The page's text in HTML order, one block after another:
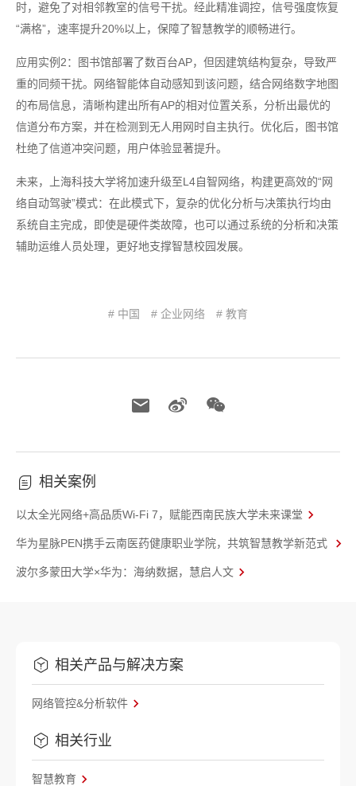
时，避免了对相邻教室的信号干扰。经此精准调控，信号强度恢复
“满格”，速率提升20%以上，保障了智慧教学的顺畅进行。
应用实例2：图书馆部署了数百台AP，但因建筑结构复杂，导致严
重的同频干扰。网络智能体自动感知到该问题，结合网络数字地图
的布局信息，清晰构建出所有AP的相对位置关系，分析出最优的
信道分布方案，并在检测到无人用网时自主执行。优化后，图书馆
杜绝了信道冲突问题，用户体验显著提升。
未来，上海科技大学将加速升级至L4自智网络，构建更高效的“网
络自动驾驶”模式：在此模式下，复杂的优化分析与决策执行均由
系统自主完成，即使是硬件类故障，也可以通过系统的分析和决策
辅助运维人员处理，更好地支撑智慧校园发展。
# 中国 # 企业网络 # 教育
相关案例
以太全光网络+高品质Wi‑Fi 7，赋能西南民族大学未来课堂
华为星脉PEN携手云南医药健康职业学院，共筑智慧教学新范式
波尔多蒙田大学×华为：海纳数据，慧启人文
相关产品与解决方案
网络管控&分析软件
相关行业
智慧教育